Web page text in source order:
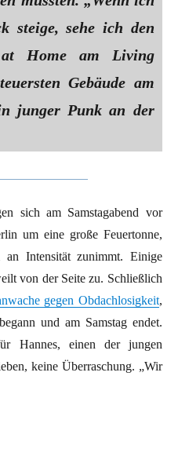
steige, sehe ich den
at Home am Living
Gebäude am
junger Punk an der
sich am Samstagabend vor
um eine große Feuertonne,
an Intensität zunimmt. Einige
von der Seite zu. Schließlich
gegen Obdachlosigkeit,
und am Samstag endet.
Hannes, einen der jungen
keine Überraschung. „Wir